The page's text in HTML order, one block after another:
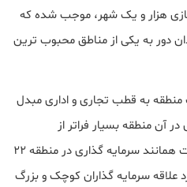
هزار و یک شهر، موجب شده که
دور به یکی از مناطق محبوب ترین
منطقه به قطب تجاری و اداری مبدل
آن منطقه بسیار فراتر از
محاسبات کنونی خواهد بود درست همانند سرمایه گذاری در منطقه ۲۲
علاقه سرمایه گذاران کوچک و بزرگ